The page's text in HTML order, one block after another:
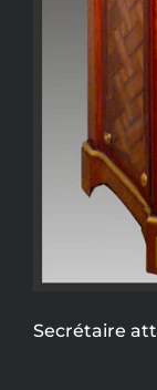
Secrétaire